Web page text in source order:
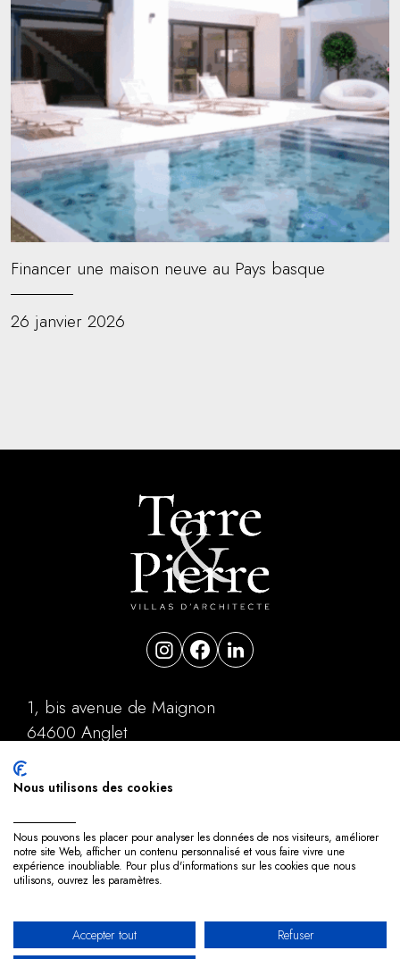
Financer une maison neuve au Pays basque
26 janvier 2026
1, bis avenue de Maignon
64600 Anglet
contact@terrepierre.com
Contact
Mentions légales
Politique de confidentialité
Nous utilisons des cookies
Nous pouvons les placer pour analyser les données de nos visiteurs, améliorer
notre site Web, afficher un contenu personnalisé et vous faire vivre une
expérience inoubliable. Pour plus d'informations sur les cookies que nous
utilisons, ouvrez les paramètres.
Accepter tout Refuser